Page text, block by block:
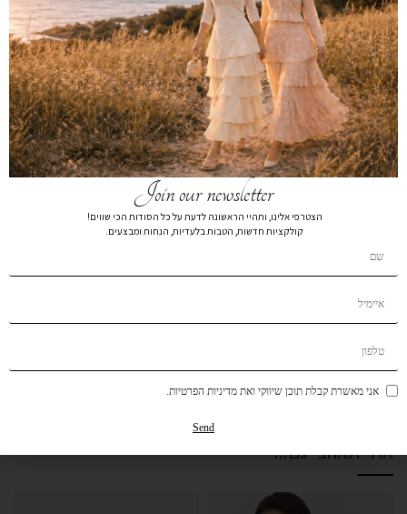
חולצת פולו ורוד
₪219
₪99 חולצת פולו 2573
צבע
מידה
M
L
XL
הרכב בד:
הוסף לרשימת המשאלות
אולי תאהבי גם...
Join our newsletter
הצטרפי אלינו, ותהיי הראשונה לדעת על כל הסודות הכי שווים!
קולקציות חדשות, הטבות בלעדיות, הנחות ומבצעים.
אני מאשרת קבלת תוכן שיווקי ואת מדיניות הפרטיות.
Send